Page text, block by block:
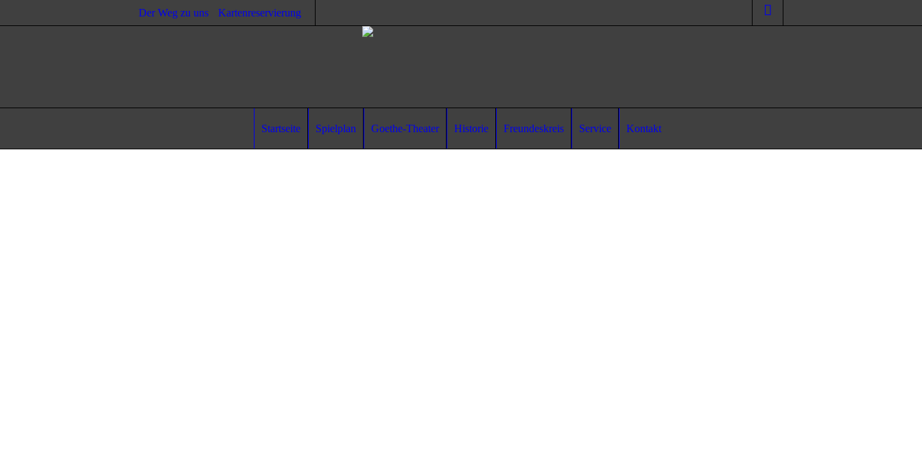
Der Weg zu uns Kartenreservierung
Startseite Spielplan Goethe-Theater Historie Freundeskreis Service Kontakt